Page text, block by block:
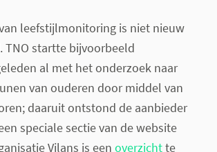
leefstijlmonitoring is niet nieuw
TNO startte bijvoorbeeld
al met het onderzoek naar
van ouderen door middel van
daaruit ontstond de aanbieder
speciale sectie van de website
Vilans is een overzichtte